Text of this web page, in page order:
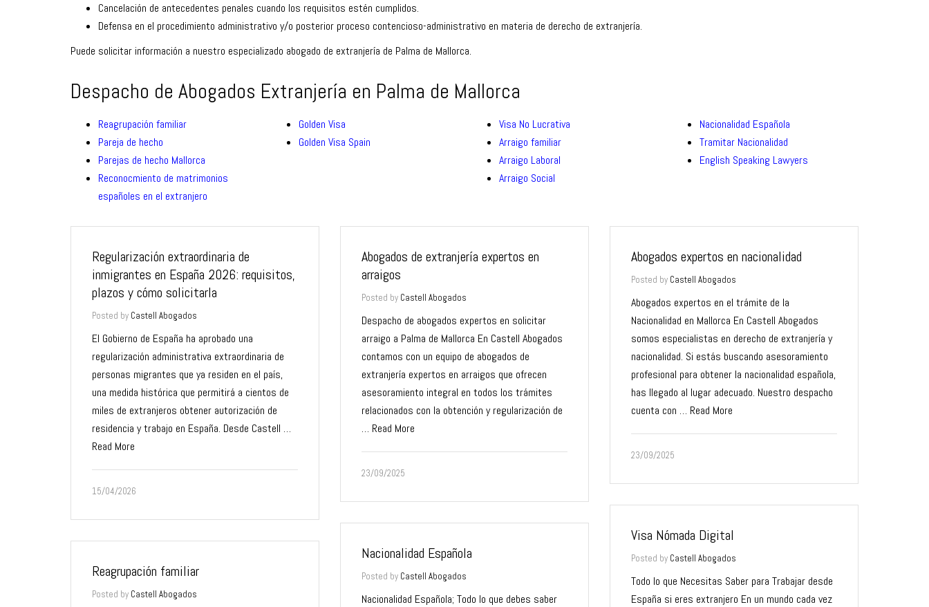
Cancelación de antecedentes penales cuando los requisitos estén cumplidos.
Defensa en el procedimiento administrativo y/o posterior proceso contencioso-administrativo en materia de derecho de extranjería.
Puede solicitar información a nuestro especializado abogado de extranjería de Palma de Mallorca.
Despacho de Abogados Extranjería en Palma de Mallorca
Reagrupación familiar
Pareja de hecho
Parejas de hecho Mallorca
Reconocmiento de matrimonios
españoles en el extranjero
Golden Visa
Golden Visa Spain
Visa No Lucrativa
Arraigo familiar
Arraigo Laboral
Arraigo Social
Nacionalidad Española
Tramitar Nacionalidad
English Speaking Lawyers
Regularización extraordinaria de
inmigrantes en España 2026: requisitos,
plazos y cómo solicitarla
Posted by Castell Abogados
El Gobierno de España ha aprobado una
regularización administrativa extraordinaria de
personas migrantes que ya residen en el país,
una medida histórica que permitirá a cientos de
miles de extranjeros obtener autorización de
residencia y trabajo en España. Desde Castell …
Read More
15/04/2026
Abogados de extranjería expertos en
arraigos
Posted by Castell Abogados
Despacho de abogados expertos en solicitar
arraigo a Palma de Mallorca En Castell Abogados
contamos con un equipo de abogados de
extranjería expertos en arraigos que ofrecen
asesoramiento integral en todos los trámites
relacionados con la obtención y regularización de
… Read More
23/09/2025
Abogados expertos en nacionalidad
Posted by Castell Abogados
Abogados expertos en el trámite de la
Nacionalidad en Mallorca En Castell Abogados
somos especialistas en derecho de extranjería y
nacionalidad. Si estás buscando asesoramiento
profesional para obtener la nacionalidad española,
has llegado al lugar adecuado. Nuestro despacho
cuenta con … Read More
23/09/2025
Visa Nómada Digital
Posted by Castell Abogados
Todo lo que Necesitas Saber para Trabajar desde
España si eres extranjero En un mundo cada vez
Nacionalidad Española
Posted by Castell Abogados
Nacionalidad Española; Todo lo que debes saber
Reagrupación familiar
Posted by Castell Abogados